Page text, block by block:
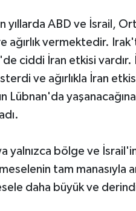
yıllarda ABD ve İsrail,
ağırlık vermektedir.
ciddi İran etkisi
ve ağırlıkla İran
Lübnan'da
yalnızca bölge ve
meselenin tam
daha büyük ve